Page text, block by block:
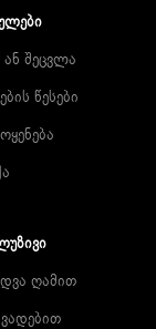
შეცვლა
წესები
ღამით